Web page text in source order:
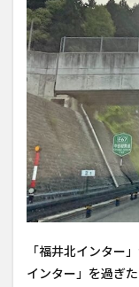
「福井北インター
インター」を過ぎた